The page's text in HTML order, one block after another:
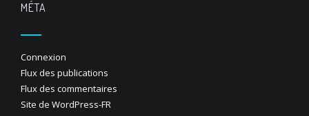
MÉTA
Connexion
Flux des publications
Flux des commentaires
Site de WordPress-FR